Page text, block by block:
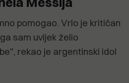
pomogao. Vrlo je kritičan
sam uvijek želio
rekao je argentinski idol